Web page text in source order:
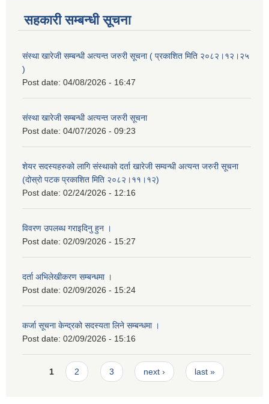
सहकारी सम्बन्धी सूचना
संस्था खारेजी सम्बन्धी अत्यन्त जरुरी सूचना ( प्रकाशित मिति २०८२।१२।२५
)
Post date: 04/08/2026 - 16:47
संस्था खारेजी सम्बन्धी अत्यन्त जरुरी सूचना
Post date: 04/07/2026 - 09:23
शेयर सदस्यहरुको लागि संस्थाको दर्ता खारेजी सम्वन्धी अत्यन्त जरुरी सूचना
(दोस्रो पटक प्रकाशित मिति २०८२।११।१२)
Post date: 02/24/2026 - 12:16
विवरण उपलब्ध गराइदिनु हुन ।
Post date: 02/09/2026 - 15:27
दर्ता अभिलेखीकरण सम्बन्धमा ।
Post date: 02/09/2026 - 15:24
कर्जा सूचना केन्द्रको सदस्यता लिने सम्बन्धमा ।
Post date: 02/09/2026 - 15:16
Pages
1 2 3 next › last »